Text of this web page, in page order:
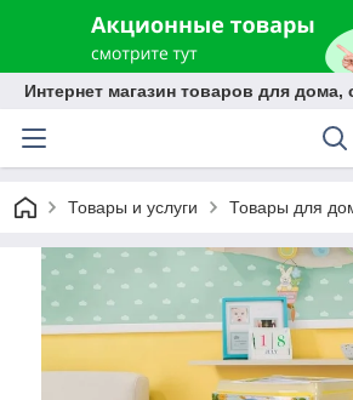
Интернет магазин товаров для
Товары и услуги Товары для